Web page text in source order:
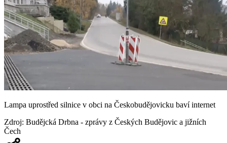
Lampa uprostřed silnice v obci na Českobudějovicku baví internet
Zdroj: Budějcká Drbna - zprávy z Českých Budějovic a jižních
Čech